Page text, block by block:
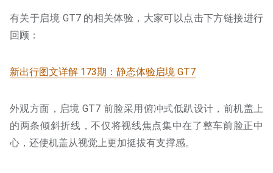
有关于启境 GT7 的相关体验，大家可以点击下方链接进行
回顾：
新出行图文详解 173期：静态体验启境 GT7
外观方面，启境 GT7 前脸采用俯冲式低趴设计，前机盖上
的两条倾斜折线，不仅将视线焦点集中在了整车前脸正中
心，还使机盖从视觉上更加挺拔有支撑感。